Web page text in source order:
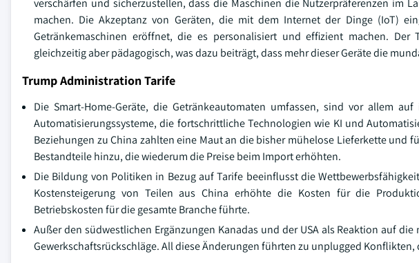
verschärfen und sicherzustellen, dass die Maschinen die Nutzerpräferenzen im
machen. Die Akzeptanz von Geräten, die mit dem Internet der Dinge (IoT)
Getränkemaschinen eröffnet, die es personalisiert und effizient machen. Der
gleichzeitig aber pädagogisch, was dazu beiträgt, dass mehr dieser Geräte die
Trump Administration Tarife
Die Smart-Home-Geräte, die Getränkeautomaten umfassen, sind vor allem
Automatisierungssysteme, die fortschrittliche Technologien wie KI und
Beziehungen zu China zahlten eine Maut an die bisher mühelose Lieferkette und
Bestandteile hinzu, die wiederum die Preise beim Import erhöhten.
Die Bildung von Politiken in Bezug auf Tarife beeinflusst die
Kostensteigerung von Teilen aus China erhöhte die Kosten für die
Betriebskosten für die gesamte Branche führte.
Außer den südwestlichen Ergänzungen Kanadas und der USA als Reaktion auf
Gewerkschaftsrückschläge. All diese Änderungen führten zu unplugged